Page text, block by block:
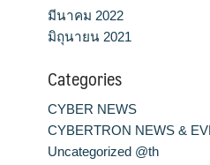
มีนาคม 2022
มิถุนายน 2021
Categories
CYBER NEWS
CYBERTRON NEWS &
Uncategorized @th